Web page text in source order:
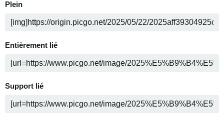
Plein
Entièrement lié
Support lié